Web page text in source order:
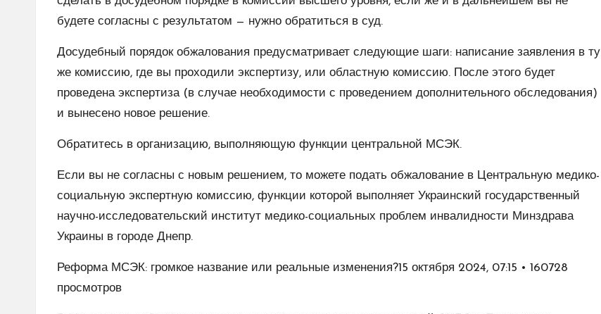
будете согласны с результатом — нужно обратиться в суд.
Досудебный порядок обжалования предусматривает следующие шаги: написание заявления в ту
же комиссию, где вы проходили экспертизу, или областную комиссию. После этого будет
проведена экспертиза (в случае необходимости с проведением дополнительного обследования)
и вынесено новое решение.
Обратитесь в организацию, выполняющую функции центральной МСЭК.
Если вы не согласны с новым решением, то можете подать обжалование в Центральную медико-
социальную экспертную комиссию, функции которой выполняет Украинский государственный
научно-исследовательский институт медико-социальных проблем инвалидности Минздрава
Украины в городе Днепр.
Реформа МСЭК: громкое название или реальные изменения?15 октября 2024, 07:15 • 160728
просмотров